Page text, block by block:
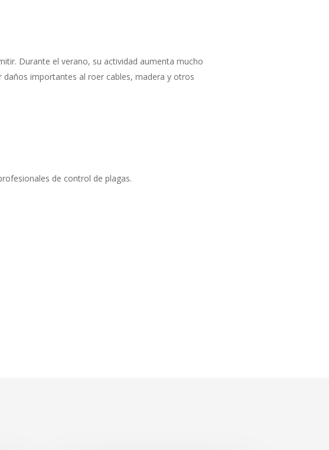
Durante el verano, su actividad aumenta mucho
importantes al roer cables, madera y otros
de control de plagas.